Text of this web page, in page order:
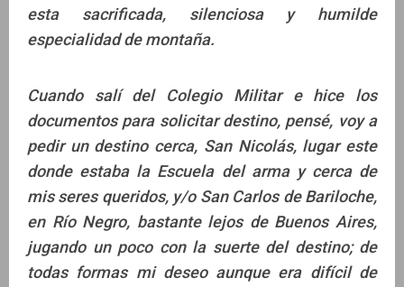
esta sacrificada, silenciosa y humilde
especialidad de montaña.
Cuando salí del Colegio Militar e hice los
documentos para solicitar destino, pensé, voy a
pedir un destino cerca, San Nicolás, lugar este
donde estaba la Escuela del arma y cerca de
mis seres queridos, y/o San Carlos de Bariloche,
en Río Negro, bastante lejos de Buenos Aires,
jugando un poco con la suerte del destino; de
todas formas mi deseo aunque era difícil de